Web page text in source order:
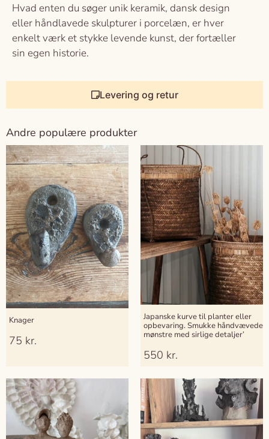
Levering og retur
Hvad enten du søger unik keramik, dansk design
eller håndlavede skulpturer i porcelæn, er hver
enkelt værk et stykke levende kunst, der fortæller
sin egen historie.
Andre populære produkter
Knager
75 kr.
Japanske kurve til planter eller
opbevaring. Smukke håndvævede
mønstre med sirlige detaljer’
550 kr.